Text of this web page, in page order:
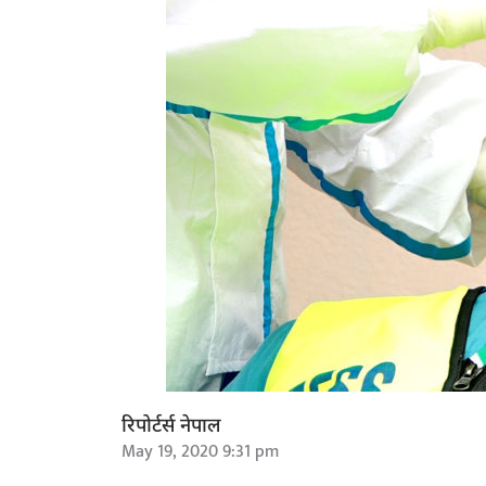
रिपोर्टर्स नेपाल
May 19, 2020 9:31 pm